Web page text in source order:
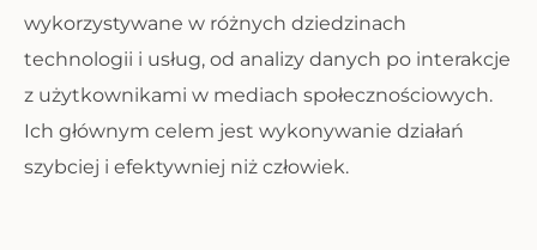
wykorzystywane w różnych dziedzinach
technologii i usług, od analizy danych po interakcje
z użytkownikami w mediach społecznościowych.
Ich głównym celem jest wykonywanie działań
szybciej i efektywniej niż człowiek.